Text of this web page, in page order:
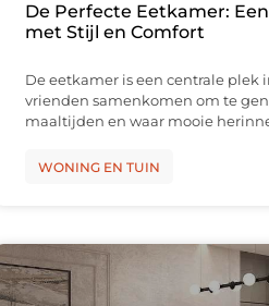
De Perfecte Eetkamer:
met Stijl en Comfort
De eetkamer is een centrale plek
vrienden samenkomen om te
maaltijden en waar mooie
WONING EN TUIN